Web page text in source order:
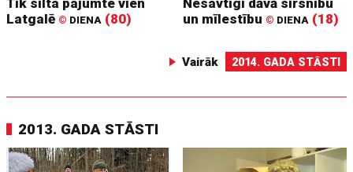
Latgalē © DIENA (80)
un mīlestību © DIENA (18)
Vairāk 2014. GADA STĀSTI
2013. GADA STĀSTI